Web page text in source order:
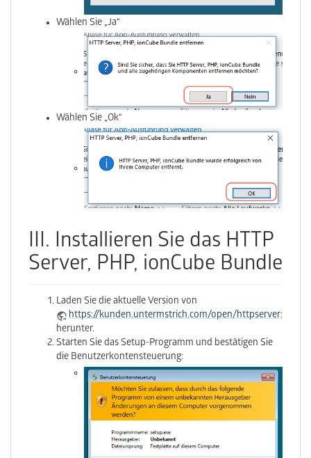
Wählen Sie „Ja“
Wählen Sie „Ok“
III. Installieren Sie das HTTP
Server, PHP, ionCube Bundle
Laden Sie die aktuelle Version von
https://kunden.untermstrich.com/open/httpserver:index
herunter.
Starten Sie das Setup-Programm und bestätigen Sie
die Benutzerkontensteuerung: